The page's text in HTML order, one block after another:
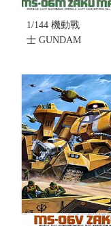
1/144 機動戰
士 GUNDAM
06M ZAKU
MARINE
TYPE(不挑
盒況)(售完缺
貨...
售價:0